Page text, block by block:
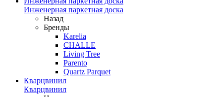
Инженерная паркетная доска
Назад
Бренды
Karelia
CHALLE
Living Tree
Parento
Quartz Parquet
Кварцвинил
Кварцвинил